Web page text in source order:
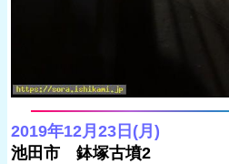
2019年12月23日(月)
池田市 鉢塚古墳2